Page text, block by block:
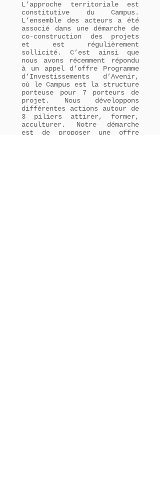
L’approche territoriale est
constitutive du Campus.
L’ensemble des acteurs a été
associé dans une démarche de
co-construction des projets
et est régulièrement
sollicité. C’est ainsi que
nous avons récemment répondu
à un appel d’offre Programme
d’Investissements d’Avenir,
où le Campus est la structure
porteuse pour 7 porteurs de
projet. Nous développons
différentes actions autour de
3 piliers attirer, former,
acculturer. Notre démarche
est de proposer une offre